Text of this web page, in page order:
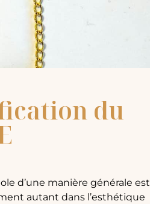
du
d’une manière générale est
autant dans l’esthétique